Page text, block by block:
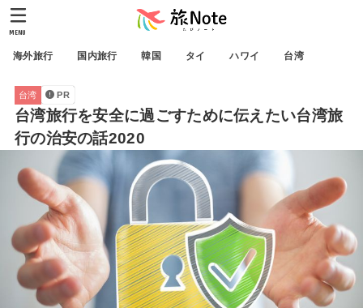
海外旅行 国内旅行 韓国 タイ ハワイ 台湾
MENU
台湾 PR
台湾旅行を安全に過ごすために伝えたい台湾旅
行の治安の話2020